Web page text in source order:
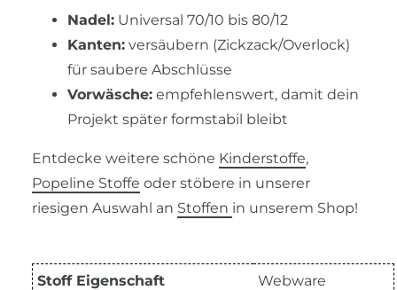
Nadel: Universal 70/10 bis 80/12
Kanten: versäubern (Zickzack/Overlock)
für saubere Abschlüsse
Vorwäsche: empfehlenswert, damit dein
Projekt später formstabil bleibt
Entdecke weitere schöne Kinderstoffe,
Popeline Stoffe oder stöbere in unserer
riesigen Auswahl an Stoffen in unserem Shop!
Stoff Eigenschaft Webware